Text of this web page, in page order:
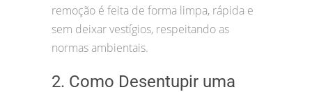
remoção é feita de forma limpa, rápida e
sem deixar vestígios, respeitando as
normas ambientais.
2. Como Desentupir uma